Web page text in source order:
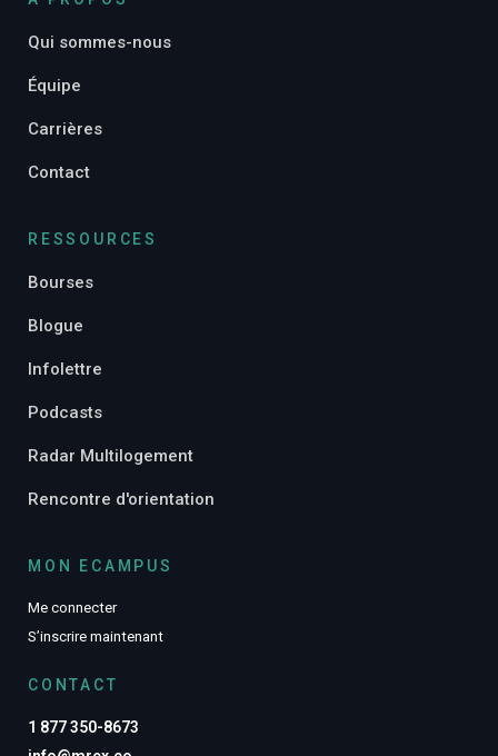
Qui sommes-nous
Équipe
Carrières
Contact
RESSOURCES
Bourses
Blogue
Infolettre
Podcasts
Radar Multilogement
Rencontre d'orientation
MON ECAMPUS
Me connecter
S’inscrire maintenant
CONTACT
1 877 350-8673